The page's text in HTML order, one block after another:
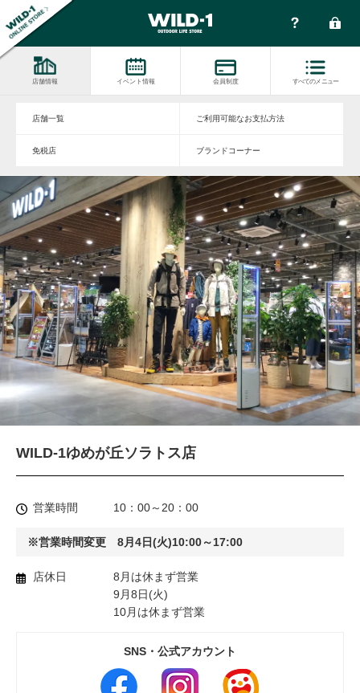
店舗情報 イベント情報 会員制度 すべてのメニュー
店舗一覧 ご利用可能なお支払方法
免税店 ブランドコーナー
WILD-1ゆめが丘ソラトス店
営業時間 10：00～20：00
※営業時間変更 8月4日(火)10:00～17:00
店休日
8月は休まず営業
9月8日(火)
10月は休まず営業
SNS・公式アカウント